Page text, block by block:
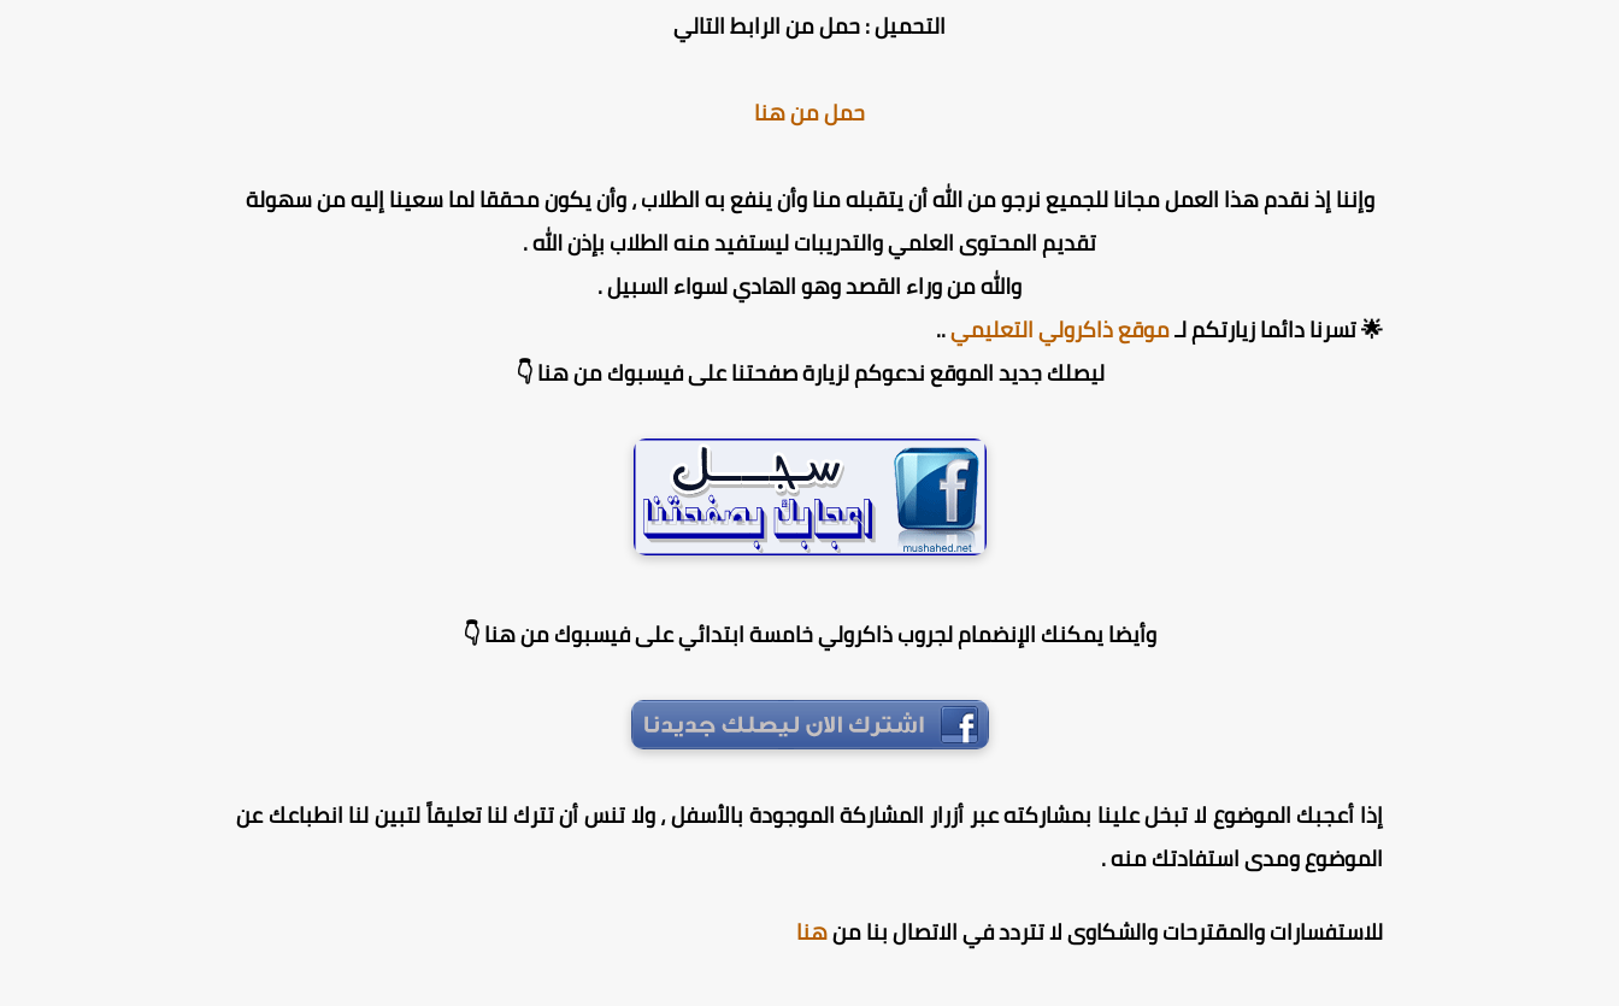
التحميل : حمل من الرابط التالي
حمل من هنا
وإننا إذ نقدم هذا العمل مجانا للجميع نرجو من الله أن يتقبله منا وأن ينفع به الطلاب ، وأن يكون محققا لما سعينا إليه من سهولة
تقديم المحتوى العلمي والتدريبات ليستفيد منه الطلاب بإذن الله .
والله من وراء القصد وهو الهادي لسواء السبيل .
🌟 تسرنا دائما زيارتكم لـموقع ذاكرولي التعليمي..
ليصلك جديد الموقع ندعوكم لزيارة صفحتنا على فيسبوك من هنا 👇
وأيضا يمكنك الإنضمام لجروب ذاكرولي خامسة ابتدائي على فيسبوك من هنا 👇
إذا أعجبك الموضوع لا تبخل علينا بمشاركته عبر أزرار المشاركة الموجودة بالأسفل ، ولا تنس أن تترك لنا تعليقاً لتبين لنا انطباعك عن
الموضوع ومدى استفادتك منه .
للاستفسارات والمقترحات والشكاوى لا تتردد في الاتصال بنا منهنا